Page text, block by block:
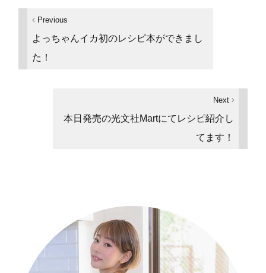
Previous
よっちゃんイカ初のレシピ本ができまし
た！
Next
本日発売の光文社Martにてレシピ紹介し
てます！